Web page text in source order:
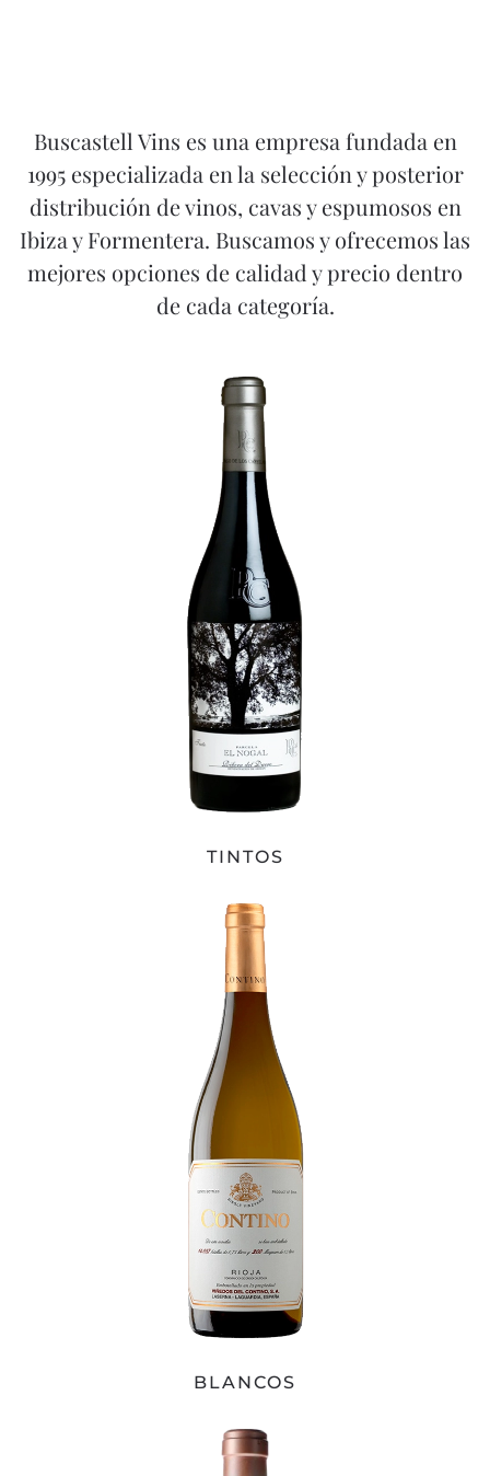
Buscastell Vins es una empresa fundada en
1995 especializada en la selección y posterior
distribución de vinos, cavas y espumosos en
Ibiza y Formentera. Buscamos y ofrecemos las
mejores opciones de calidad y precio dentro
de cada categoría.
TINTOS
BLANCOS